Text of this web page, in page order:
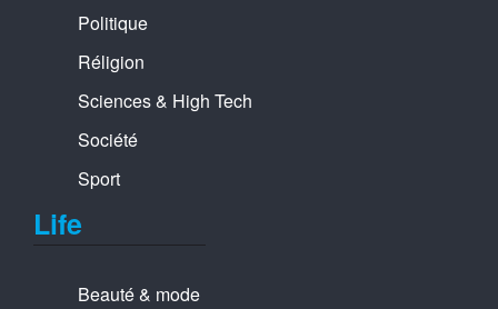
Politique
Réligion
Sciences & High Tech
Société
Sport
Life
Beauté & mode